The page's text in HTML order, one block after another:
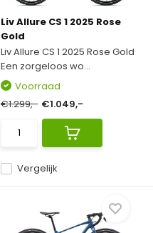
Liv Allure CS 1 2025 Rose
Gold
Liv Allure CS 1 2025 Rose Gold
Een zorgeloos wo...
Vergelijk
Voorraad
€1.299,- €1.049,-